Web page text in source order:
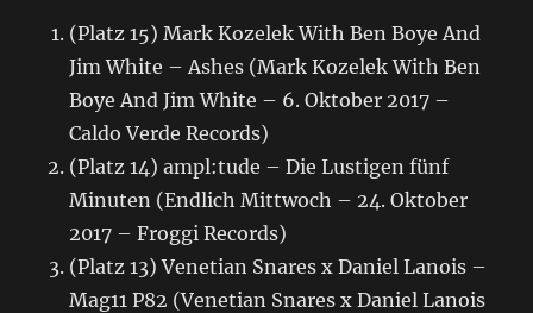
(Platz 15) Mark Kozelek With Ben Boye And
Jim White – Ashes (Mark Kozelek With Ben
Boye And Jim White – 6. Oktober 2017 –
Caldo Verde Records)
(Platz 14) ampl:tude – Die Lustigen fünf
Minuten (Endlich Mittwoch – 24. Oktober
2017 – Froggi Records)
(Platz 13) Venetian Snares x Daniel Lanois –
Mag11 P82 (Venetian Snares x Daniel Lanois